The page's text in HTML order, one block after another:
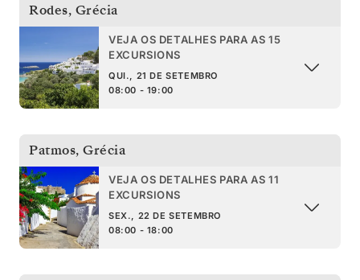
Rodes, Grécia
VEJA OS DETALHES PARA AS 15
EXCURSIONS
QUI., 21 DE SETEMBRO
08:00 - 19:00
Patmos, Grécia
VEJA OS DETALHES PARA AS 11
EXCURSIONS
SEX., 22 DE SETEMBRO
08:00 - 18:00